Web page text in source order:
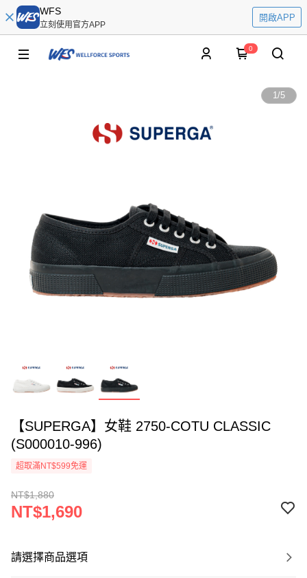
WFS
立刻使用官方APP
開啟APP
0
1/5
【SUPERGA】女鞋 2750-COTU CLASSIC
(S000010-996)
超取滿NT$599免運
NT$1,880
NT$1,690
請選擇商品選項